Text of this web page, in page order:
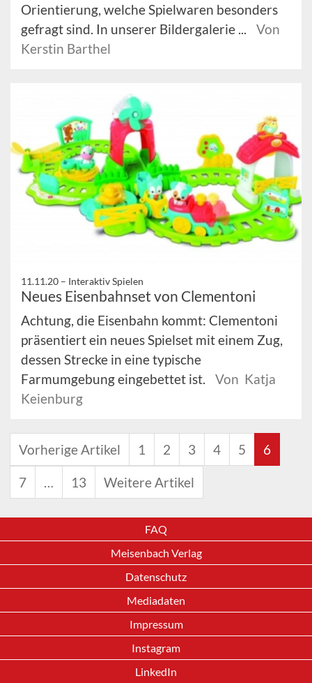
Orientierung, welche Spielwaren besonders
gefragt sind. In unserer Bildergalerie ...
Von
Kerstin Barthel
11.11.20 – Interaktiv Spielen
Neues Eisenbahnset von Clementoni
Achtung, die Eisenbahn kommt: Clementoni
präsentiert ein neues Spielset mit einem Zug,
dessen Strecke in eine typische
Farmumgebung eingebettet ist.
Von Katja
Keienburg
Vorherige Artikel 1 2 3 4 5 6
7 … 13 Weitere Artikel
FAQ
Meisenbach Verlag
Datenschutz
Mediadaten
Impressum
Instagram
LinkedIn